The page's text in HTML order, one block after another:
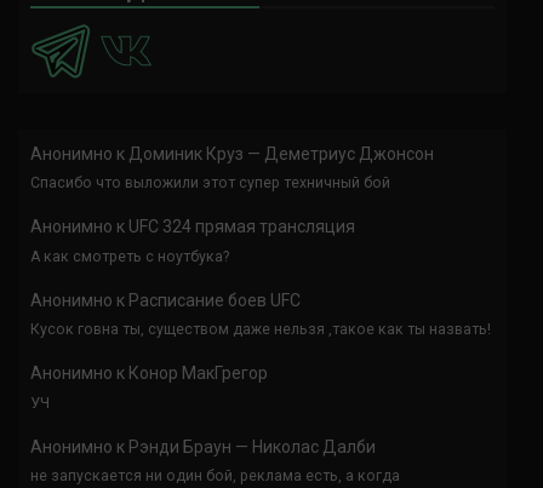
Анонимно к Доминик Круз — Деметриус Джонсон
Спасибо что выложили этот супер техничный бой
Анонимно к UFC 324 прямая трансляция
А как смотреть с ноутбука?
Анонимно к Расписание боев UFC
Кусок говна ты, существом даже нельзя ,такое как ты назвать!
Анонимно к Конор МакГрегор
УЧ
Анонимно к Рэнди Браун — Николас Далби
не запускается ни один бой, реклама есть, а когда